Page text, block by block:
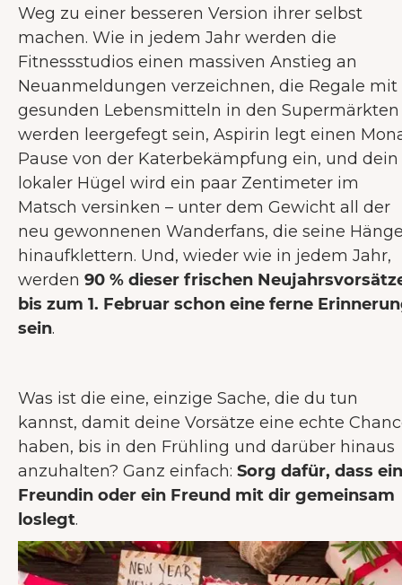
Weg zu einer besseren Version ihrer selbst
machen. Wie in jedem Jahr werden die
Fitnessstudios einen massiven Anstieg an
Neuanmeldungen verzeichnen, die Regale mit
gesunden Lebensmitteln in den Supermärkten
werden leergefegt sein, Aspirin legt einen
Pause von der Katerbekämpfung ein, und dein
lokaler Hügel wird ein paar Zentimeter im
Matsch versinken – unter dem Gewicht all der
neu gewonnenen Wanderfans, die seine
hinaufklettern. Und, wieder wie in jedem Jahr,
werden 90 % dieser frischen
bis zum 1. Februar schon eine ferne
sein.
Was ist die eine, einzige Sache, die du tun
kannst, damit deine Vorsätze eine echte
haben, bis in den Frühling und darüber hinaus
anzuhalten? Ganz einfach: Sorg dafür, dass
Freundin oder ein Freund mit dir gemeinsam
loslegt.